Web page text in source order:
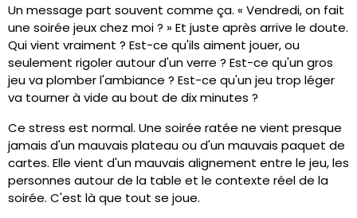
Un message part souvent comme ça. « Vendredi, on fait
une soirée jeux chez moi ? » Et juste après arrive le doute.
Qui vient vraiment ? Est-ce qu'ils aiment jouer, ou
seulement rigoler autour d'un verre ? Est-ce qu'un gros
jeu va plomber l'ambiance ? Est-ce qu'un jeu trop léger
va tourner à vide au bout de dix minutes ?
Ce stress est normal. Une soirée ratée ne vient presque
jamais d'un mauvais plateau ou d'un mauvais paquet de
cartes. Elle vient d'un mauvais alignement entre le jeu, les
personnes autour de la table et le contexte réel de la
soirée. C'est là que tout se joue.